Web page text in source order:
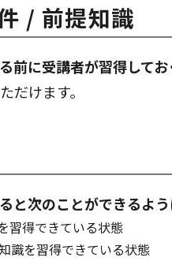
/ 前提知識
前に受講者が習得して
だけます。
と次のことができるよう
習得できている状態
識を習得できている状態